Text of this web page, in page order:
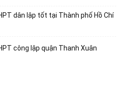
dân lập tốt tại Thành phố Hồ Chí
công lập quận Thanh Xuân